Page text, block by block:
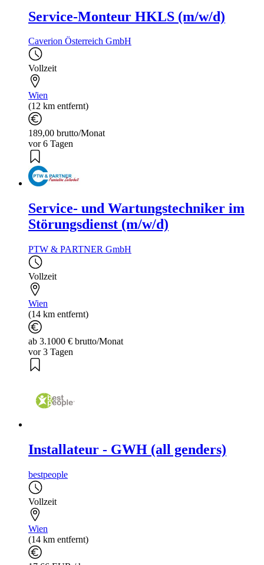
Service-Monteur HKLS (m/w/d)
Caverion Österreich GmbH
Vollzeit
Wien
(12 km entfernt)
189,00 brutto/Monat
vor 6 Tagen
Service- und Wartungstechniker im
Störungsdienst (m/w/d)
PTW & PARTNER GmbH
Vollzeit
Wien
(14 km entfernt)
ab 3.1000 € brutto/Monat
vor 3 Tagen
Installateur - GWH (all genders)
bestpeople
Vollzeit
Wien
(14 km entfernt)